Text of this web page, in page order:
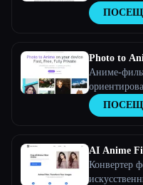
Photo to
Аниме-
хранителей
AI Anime
Конвертер